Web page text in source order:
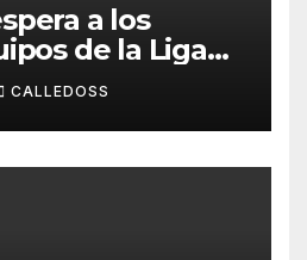
a los
de la Liga
CALLEDOSS